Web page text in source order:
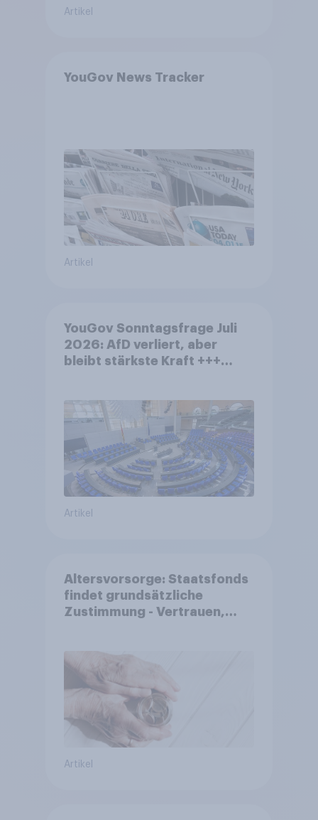
Artikel
YouGov News Tracker
Artikel
YouGov Sonntagsfrage Juli
2026: AfD verliert, aber
bleibt stärkste Kraft +++
Artikel
Altersvorsorge: Staatsfonds
findet grundsätzliche
Zustimmung - Vertrauen,
Akzeptanz
Artikel